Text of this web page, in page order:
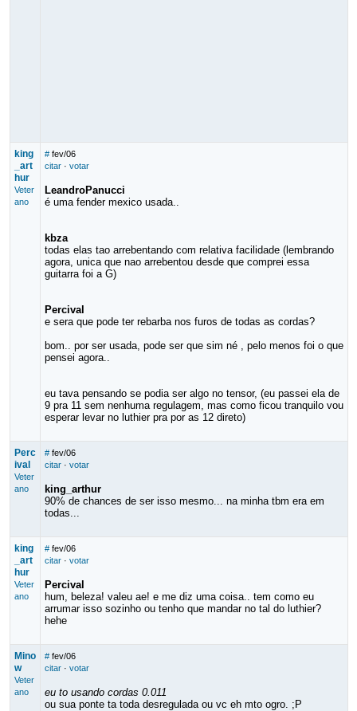
king
_art
hur
Veter
ano
# fev/06
citar· votar
LeandroPanucci
é uma fender mexico usada..
kbza
todas elas tao arrebentando com relativa facilidade (lembrando
agora, unica que nao arrebentou desde que comprei essa
guitarra foi a G)
Percival
e sera que pode ter rebarba nos furos de todas as cordas?
bom.. por ser usada, pode ser que sim né , pelo menos foi o que
pensei agora..
eu tava pensando se podia ser algo no tensor, (eu passei ela de
9 pra 11 sem nenhuma regulagem, mas como ficou tranquilo vou
esperar levar no luthier pra por as 12 direto)
Perc
ival
Veter
ano
# fev/06
citar· votar
king_arthur
90% de chances de ser isso mesmo... na minha tbm era em
todas...
king
_art
hur
Veter
ano
# fev/06
citar· votar
Percival
hum, beleza! valeu ae! e me diz uma coisa.. tem como eu
arrumar isso sozinho ou tenho que mandar no tal do luthier?
hehe
Mino
w
Veter
ano
# fev/06
citar· votar
eu to usando cordas 0.011
ou sua ponte ta toda desregulada ou vc eh mto ogro. ;P